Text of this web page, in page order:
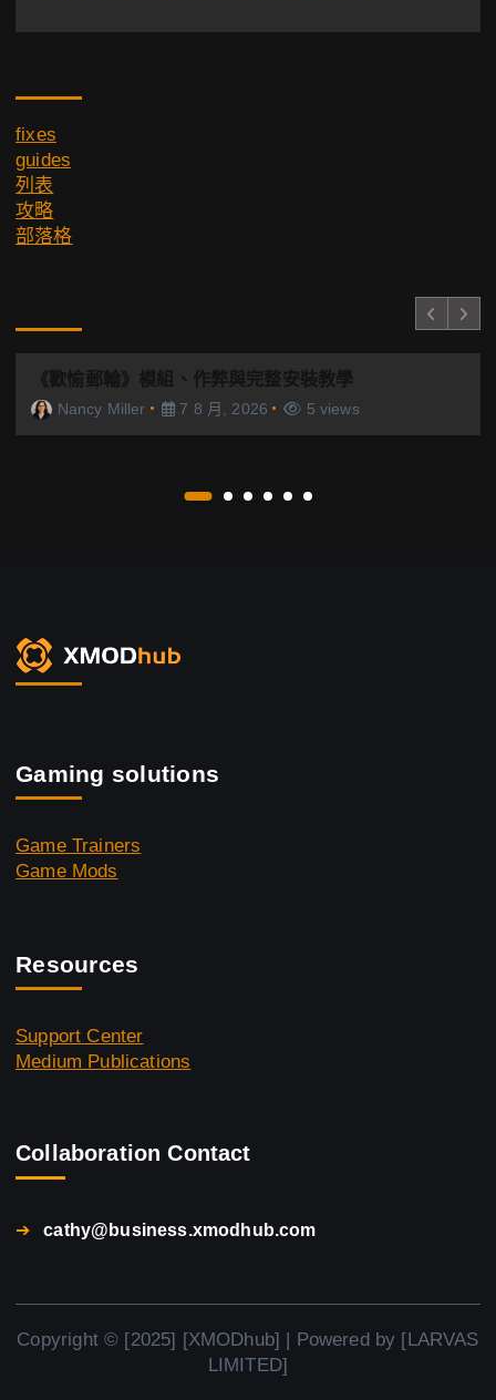
fixes
guides
列表
攻略
部落格
《歡愉郵輪》模組、作弊與完整安裝教學
Nancy Miller 7 8 月, 2026 5 views
Gaming solutions
Game Trainers
Game Mods
Resources
Support Center
Medium Publications
Collaboration Contact
➔ cathy@business.xmodhub.com
Copyright © [2025] [XMODhub] | Powered by [LARVAS
LIMITED]